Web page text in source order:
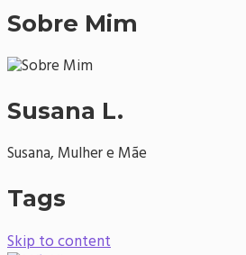
Sobre Mim
Susana L.
Susana, Mulher e Mãe
Tags
Skip to content